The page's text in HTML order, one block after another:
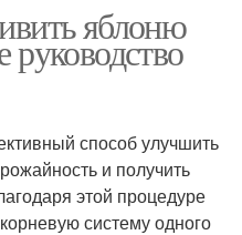
яблоню
руководство
способ улучшить
и получить
этой процедуре
систему одного